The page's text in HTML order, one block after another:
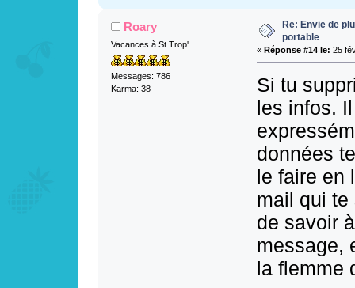
Roary
Vacances à St Trop'
Messages: 786
Karma: 38
Re: Envie de
portable
« Réponse #14 le: 25
Si tu
les infos.
données
le faire en
mail qui te
de savoir
message,
la flemme